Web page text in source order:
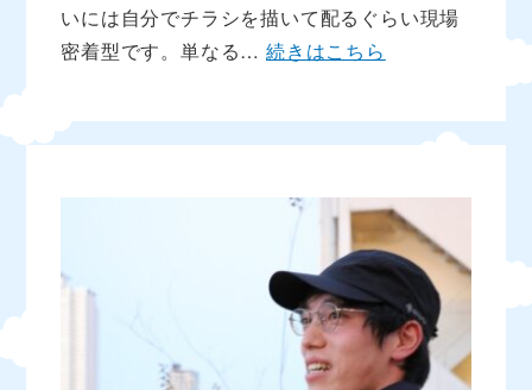
いには自分でチラシを描いて配るぐらい現場
密着型です。単なる…続きはこちら